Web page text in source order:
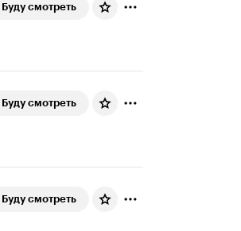
Буду смотреть
Буду смотреть
Буду смотреть